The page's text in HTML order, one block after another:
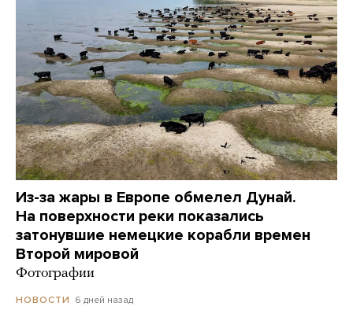
Из-за жары в Европе обмелел Дунай.
На поверхности реки показались
затонувшие немецкие корабли времен
Второй мировой
Фотографии
НОВОСТИ 6 дней назад